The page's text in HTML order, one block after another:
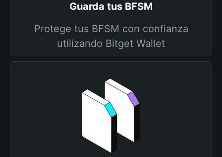
Guarda tus BFSM
Protege tus BFSM con confianza
utilizando Bitget Wallet